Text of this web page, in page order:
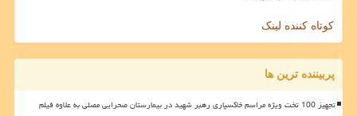
کوتاه کننده لینک
پربیننده ترین ها
تجهیز 100 تخت ویژه مراسم خاکسپاری رهبر شهید در بیمارستان صحرایی مصلی به علاوه فیلم